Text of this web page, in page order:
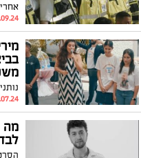
27.09.24,
11.07.24,
מה